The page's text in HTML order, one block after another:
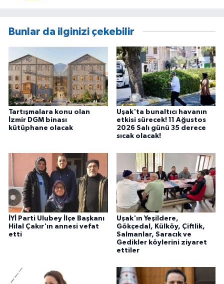
Bunlar da ilginizi çekebilir
Tartışmalara konu olan
İzmir DGM binası
kütüphane olacak
Uşak'ta bunaltıcı havanın
etkisi sürecek! 11 Ağustos
2026 Salı günü 35 derece
sıcak olacak!
İYİ Parti Ulubey İlçe Başkanı
Hilal Çakır'ın annesi vefat
etti
Uşak'ın Yeşildere,
Gökçedal, Külköy, Çiftlik,
Salmanlar, Saracık ve
Gedikler köylerini ziyaret
ettiler